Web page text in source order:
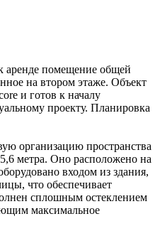
аренде помещение общей
на втором этаже. Объект
и готов к началу
проекту. Планировка
организацию пространства
метра. Оно расположено на
входом из здания,
что обеспечивает
сплошным остеклением
максимальное